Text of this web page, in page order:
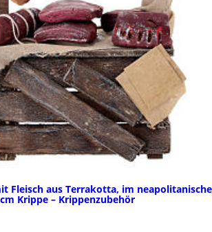
Fleisch aus Terrakotta, im
Krippe – Krippenzubehör